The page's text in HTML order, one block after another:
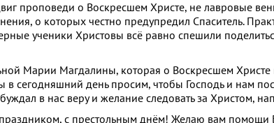
проповеди о Воскресшем Христе, не лавровые
о которых честно предупредил Спаситель.
ученики Христовы всё равно спешили
Марии Магдалины, которая о Воскресшем
в сегодняшний день просим, чтобы Господь и нам
в нас веру и желание следовать за Христом,
с престольным днём! Желаю вам